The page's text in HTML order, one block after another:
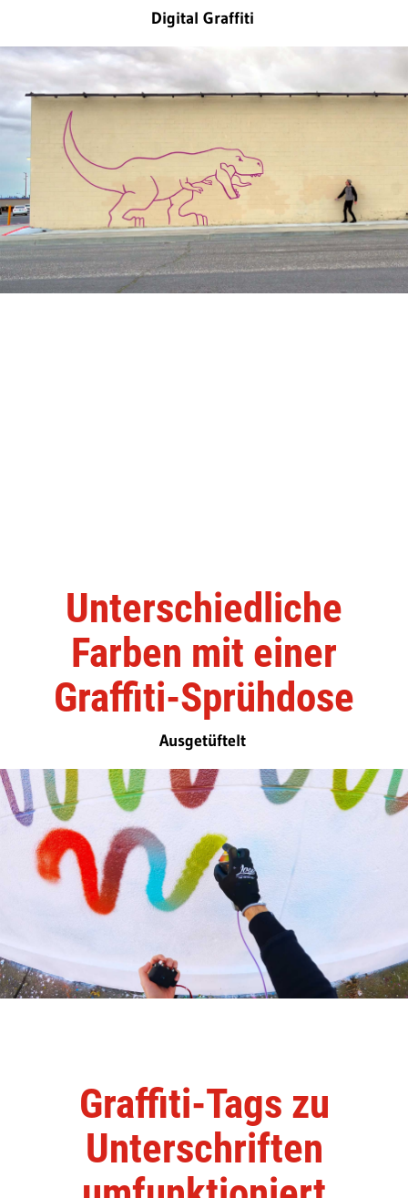
Digital Graffiti
Unterschiedliche
Farben mit einer
Graffiti-Sprühdose
Ausgetüftelt
Graffiti-Tags zu
Unterschriften